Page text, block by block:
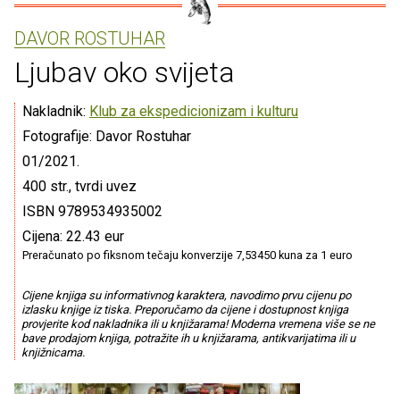
DAVOR ROSTUHAR
Ljubav oko svijeta
Nakladnik: Klub za ekspedicionizam i kulturu
Fotografije: Davor Rostuhar
01/2021.
400 str., tvrdi uvez
ISBN 9789534935002
Cijena: 22.43 eur
Preračunato po fiksnom tečaju konverzije 7,53450 kuna za 1 euro
Cijene knjiga su informativnog karaktera, navodimo prvu cijenu po
izlasku knjige iz tiska. Preporučamo da cijene i dostupnost knjiga
provjerite kod nakladnika ili u knjižarama! Moderna vremena više se ne
bave prodajom knjiga, potražite ih u knjižarama, antikvarijatima ili u
knjižnicama.